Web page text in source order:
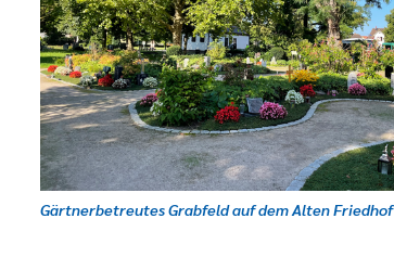
Gärtnerbetreutes Grabfeld auf dem Alten Friedhof